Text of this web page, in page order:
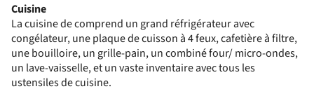
Cuisine
La cuisine de comprend un grand réfrigérateur avec
congélateur, une plaque de cuisson à 4 feux, cafetière à filtre,
une bouilloire, un grille-pain, un combiné four/ micro-ondes,
un lave-vaisselle, et un vaste inventaire avec tous les
ustensiles de cuisine.